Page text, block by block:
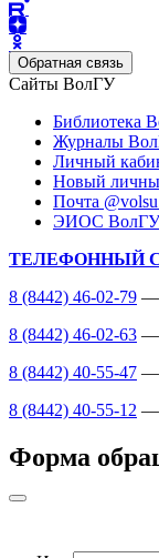
Обратная связь
Сайты ВолГУ
Библиотека
Журналы
Личный
Новый
Почта
ЭИОС ВолГУ
ТЕЛЕФОННЫЙ
8 (8442) 46-02-79 —
8 (8442) 46-02-63 —
8 (8442) 40-55-47 —
8 (8442) 40-55-12 —
Форма